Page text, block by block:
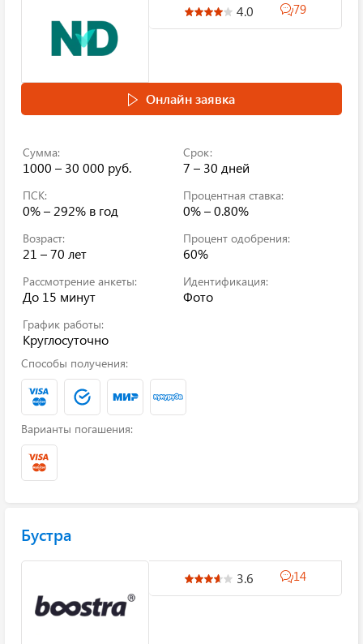
4.0 79
Онлайн заявка
Сумма:
1000 – 30 000 руб.
Срок:
7 – 30 дней
ПСК:
0% – 292% в год
Процентная ставка:
0% – 0.80%
Возраст:
21 – 70 лет
Процент одобрения:
60%
Рассмотрение анкеты:
До 15 минут
Идентификация:
Фото
График работы:
Круглосуточно
Способы получения:
Варианты погашения:
Бустра
3.6 14